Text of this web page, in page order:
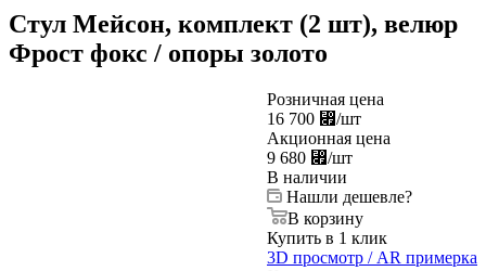
Стул Мейсон, комплект (2 шт), велюр
Фрост фокс / опоры золото
Розничная цена
16 700 ⃏/шт
Акционная цена
9 680 ⃏/шт
В наличии
Нашли дешевле?
В корзину
Купить в 1 клик
3D просмотр / AR примерка